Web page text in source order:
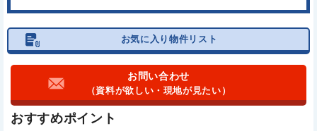
お気に入り物件リスト
お問い合わせ
（資料が欲しい・現地が見たい）
おすすめポイント